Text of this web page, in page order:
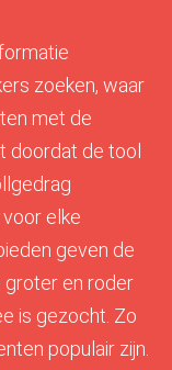
zoeken, waar
met de
doordat de tool
elke
geven de
groter en roder
is gezocht. Zo
populair zijn.